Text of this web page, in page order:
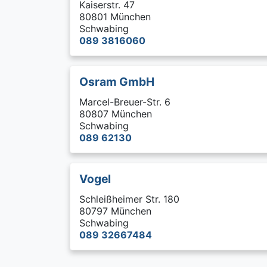
Kaiserstr. 47
80801 München
Schwabing
089 3816060
Osram GmbH
Marcel-Breuer-Str. 6
80807 München
Schwabing
089 62130
Vogel
Schleißheimer Str. 180
80797 München
Schwabing
089 32667484